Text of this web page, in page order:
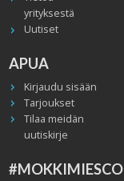
yrityksestä
Uutiset
APUA
Kirjaudu sisään
Tarjoukset
Tilaa meidän
uutiskirje